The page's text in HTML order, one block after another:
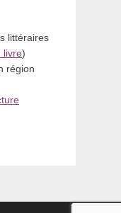
littéraires
livre)
région